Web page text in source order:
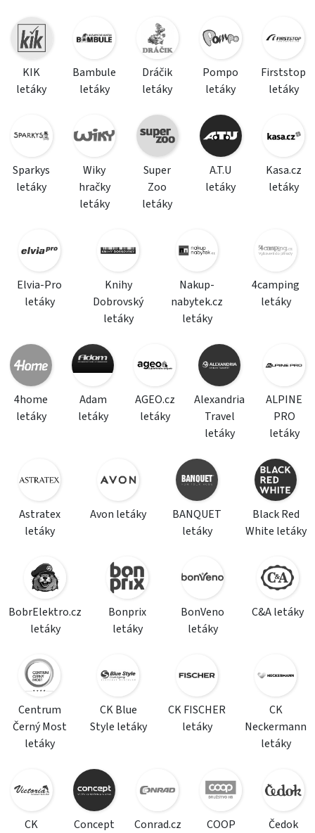
KIK
letáky
Bambule
letáky
Dráčik
letáky
Pompo
letáky
Firststop
letáky
Sparkys
letáky
Wiky
hračky
letáky
Super
Zoo
letáky
A.T.U
letáky
Kasa.cz
letáky
Elvia-Pro
letáky
Knihy
Dobrovský
letáky
Nakup-
nabytek.cz
letáky
4camping
letáky
4home
letáky
Adam
letáky
AGEO.cz
letáky
Alexandria
Travel
letáky
ALPINE
PRO
letáky
Astratex
letáky
Avon letáky
BANQUET
letáky
Black Red
White letáky
BobrElektro.cz
letáky
Bonprix
letáky
BonVeno
letáky
C&A letáky
Centrum
Černý Most
letáky
CK Blue
Style letáky
CK FISCHER
letáky
CK
Neckermann
letáky
CK
Concept
Conrad.cz
COOP
Čedok